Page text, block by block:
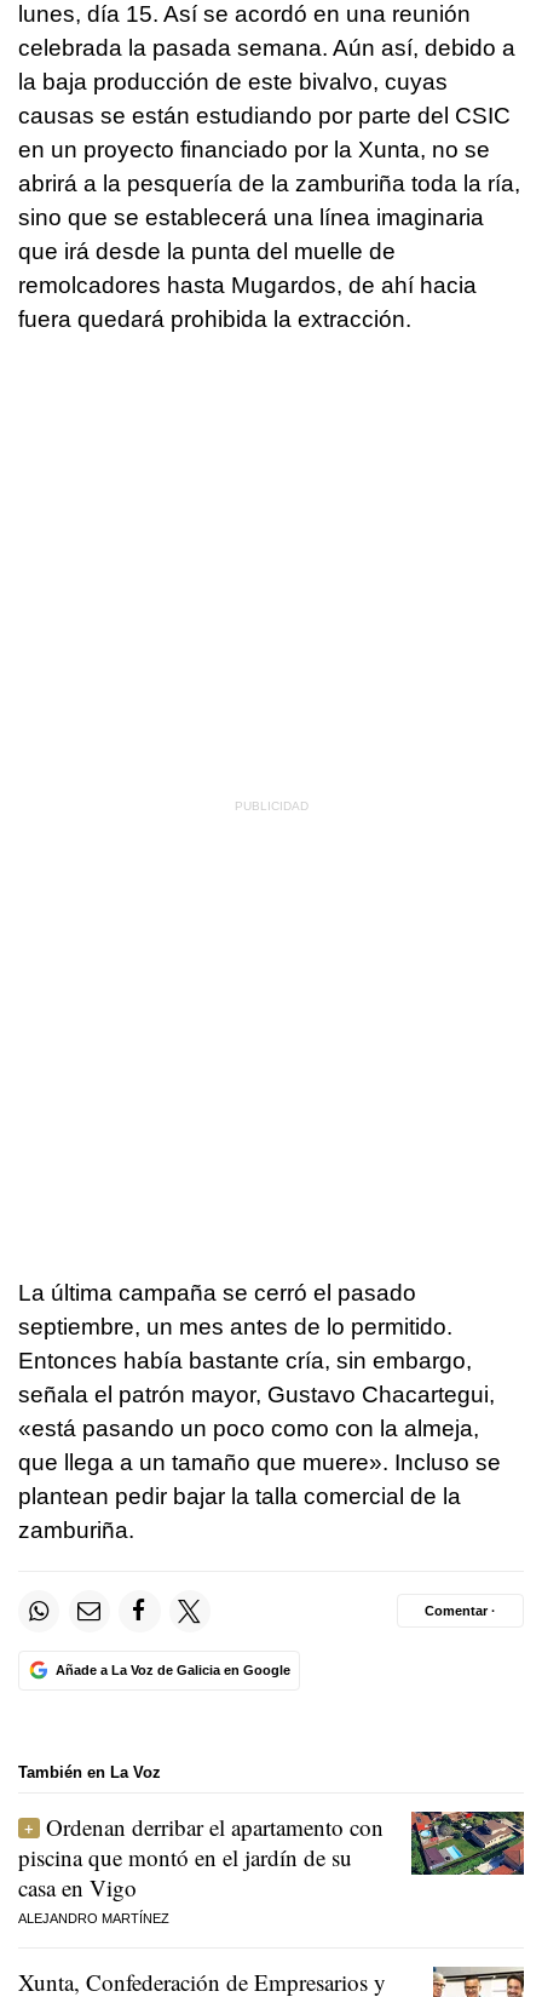
lunes, día 15. Así se acordó en una reunión
celebrada la pasada semana. Aún así, debido a
la baja producción de este bivalvo, cuyas
causas se están estudiando por parte del CSIC
en un proyecto financiado por la Xunta, no se
abrirá a la pesquería de la zamburiña toda la ría,
sino que se establecerá una línea imaginaria
que irá desde la punta del muelle de
remolcadores hasta Mugardos, de ahí hacia
fuera quedará prohibida la extracción.
La última campaña se cerró el pasado
septiembre, un mes antes de lo permitido.
Entonces había bastante cría, sin embargo,
señala el patrón mayor, Gustavo Chacartegui,
«está pasando un poco como con la almeja,
que llega a un tamaño que muere». Incluso se
plantean pedir bajar la talla comercial de la
zamburiña.
Añade a La Voz de Galicia en Google
Comentar ·
También en La Voz
Ordenan derribar el apartamento con
piscina que montó en el jardín de su
casa en Vigo
ALEJANDRO MARTÍNEZ
Xunta, Confederación de Empresarios y